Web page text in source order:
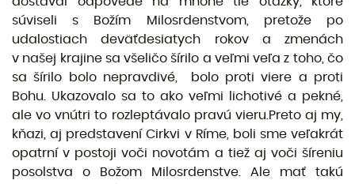
súviseli s Božím Milosrdenstvom, pretože po
udalostiach deväťdesiatych rokov a zmenách
v našej krajine sa všeličo šírilo a veľmi veľa z toho, čo
sa šírilo bolo nepravdivé, bolo proti viere a proti
Bohu. Ukazovalo sa to ako veľmi lichotivé a pekné,
ale vo vnútri to rozleptávalo pravú vieru. Preto aj my,
kňazi, aj predstavení Cirkvi v Ríme, boli sme veľakrát
opatrní v postoji voči novotám a tiež aj voči šíreniu
posolstva o Božom Milosrdenstve. Ale mať takú